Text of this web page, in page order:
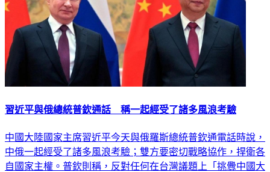
習近平與俄總統普欽通話 稱一起經受了諸多風浪考驗
中國大陸國家主席習近平今天與俄羅斯總統普欽通電話時說，
中俄一起經受了諸多風浪考驗；雙方要密切戰略協作，捍衛各
自國家主權。普欽則稱，反對任何在台灣議題上「挑釁中國大